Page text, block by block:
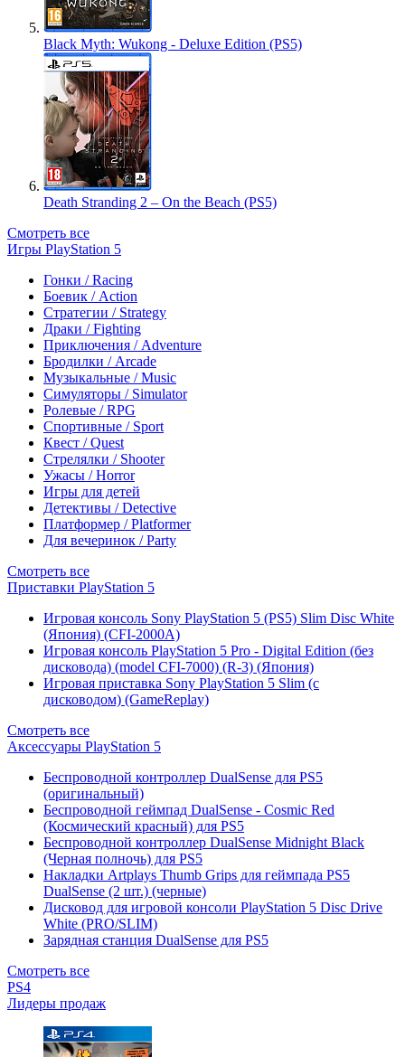
Black Myth: Wukong - Deluxe Edition (PS5)
Death Stranding 2 – On the Beach (PS5)
Смотреть все
Игры PlayStation 5
Гонки / Racing
Боевик / Action
Стратегии / Strategy
Драки / Fighting
Приключения / Adventure
Бродилки / Arcade
Музыкальные / Music
Симуляторы / Simulator
Ролевые / RPG
Спортивные / Sport
Квест / Quest
Стрелялки / Shooter
Ужасы / Horror
Игры для детей
Детективы / Detective
Платформер / Platformer
Для вечеринок / Party
Смотреть все
Приставки PlayStation 5
Игровая консоль Sony PlayStation 5 (PS5) Slim Disc White
(Япония) (CFI-2000A)
Игровая консоль PlayStation 5 Pro - Digital Edition (без
дисковода) (model CFI-7000) (R-3) (Япония)
Игровая приставка Sony PlayStation 5 Slim (с
дисководом) (GameReplay)
Смотреть все
Аксессуары PlayStation 5
Беспроводной контроллер DualSense для PS5
(оригинальный)
Беспроводной геймпад DualSense - Cosmic Red
(Космический красный) для PS5
Беспроводной контроллер DualSense Midnight Black
(Черная полночь) для PS5
Накладки Artplays Thumb Grips для геймпада PS5
DualSense (2 шт.) (черные)
Дисковод для игровой консоли PlayStation 5 Disc Drive
White (PRO/SLIM)
Зарядная станция DualSense для PS5
Смотреть все
PS4
Лидеры продаж